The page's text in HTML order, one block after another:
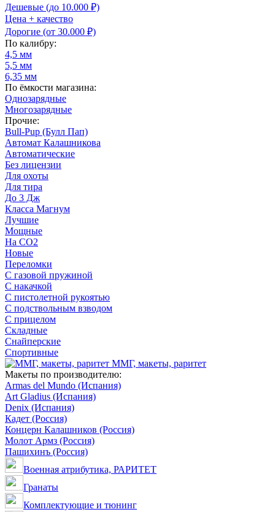
Дешевые (до 10.000 ₽)
Цена + качество
Дорогие (от 30.000 ₽)
По калибру:
4,5 мм
5,5 мм
6,35 мм
По ёмкости магазина:
Однозарядные
Многозарядные
Прочие:
Bull-Pup (Булл Пап)
Автомат Калашникова
Автоматические
Без лицензии
Для охоты
Для тира
До 3 Дж
Класса Магнум
Лучшие
Мощные
На CO2
Новые
Переломки
С газовой пружиной
С накачкой
С пистолетной рукоятью
С подствольным взводом
С прицелом
Складные
Снайперские
Спортивные
ММГ, макеты, раритет
Макеты по производителю:
Armas del Mundo (Испания)
Art Gladius (Испания)
Denix (Испания)
Кадет (Россия)
Концерн Калашников (Россия)
Молот Армз (Россия)
Пашихинъ (Россия)
Военная атрибутика, РАРИТЕТ
Гранаты
Комплектующие и тюнинг